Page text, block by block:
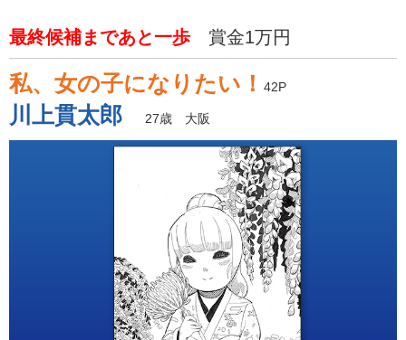
最終候補まであと一歩 賞金1万円
私、女の子になりたい！ 42P
川上貫太郎 27歳 大阪